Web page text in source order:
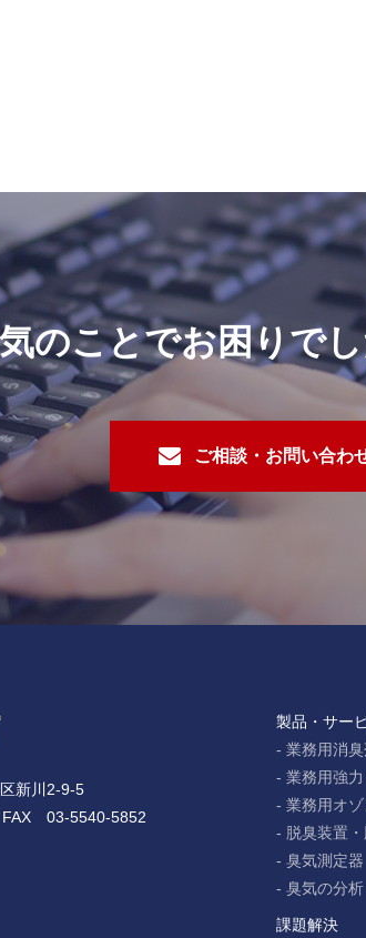
のことでお困りで
ご相談・お問い合わ
新川2-9-5
03-5540-5852
製品・サー
業務用消
業務用強
業務用オ
脱臭装置
臭気測定器
臭気の分
課題解決